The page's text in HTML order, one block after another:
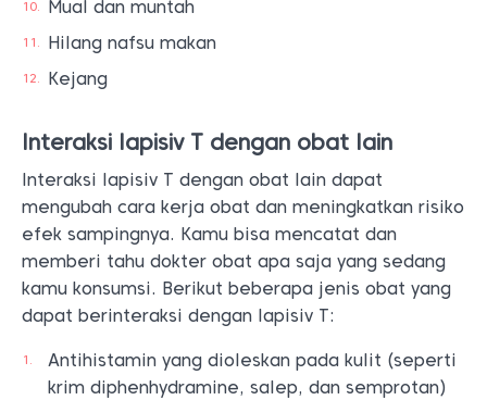
Mual dan muntah
Hilang nafsu makan
Kejang
Interaksi lapisiv T dengan obat lain
Interaksi lapisiv T dengan obat lain dapat
mengubah cara kerja obat dan meningkatkan risiko
efek sampingnya. Kamu bisa mencatat dan
memberi tahu dokter obat apa saja yang sedang
kamu konsumsi. Berikut beberapa jenis obat yang
dapat berinteraksi dengan lapisiv T:
Antihistamin yang dioleskan pada kulit (seperti
krim diphenhydramine, salep, dan semprotan)